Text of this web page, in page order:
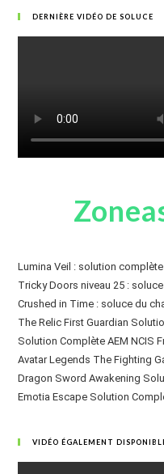
DERNIÈRE VIDÉO DE SOLUCE
Lumina Veil : solution
Tricky Doors niveau 25 :
Crushed in Time : soluce du
The Relic First Guardian
Solution Complète AEM NCIS
Avatar Legends The Fighting
Dragon Sword Awakening
Emotia Escape Solution
VIDÉO ÉGALEMENT